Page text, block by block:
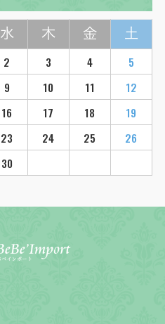
水 木 金 土
2 3 4
5
9 10 11
12
16 17 18
19
23 24 25
26
30